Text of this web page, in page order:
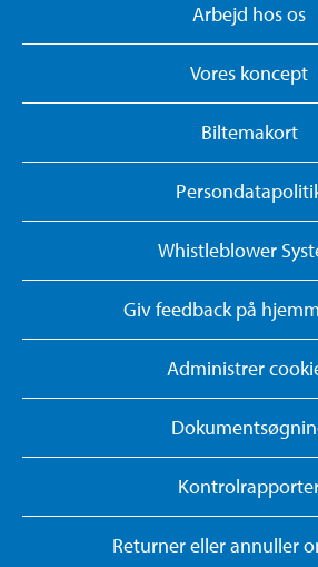
Arbejd hos os
Vores koncept
Biltemakort
Whistleblower
Giv feedback på
Administrer
Returner eller annuller